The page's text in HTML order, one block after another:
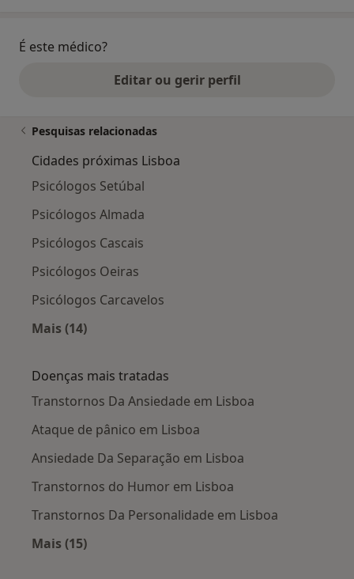
É este médico?
Editar ou gerir perfil
Pesquisas relacionadas
Cidades próximas Lisboa
Psicólogos Setúbal
Psicólogos Almada
Psicólogos Cascais
Psicólogos Oeiras
Psicólogos Carcavelos
Mais (14)
Doenças mais tratadas
Transtornos Da Ansiedade em Lisboa
Ataque de pânico em Lisboa
Ansiedade Da Separação em Lisboa
Transtornos do Humor em Lisboa
Transtornos Da Personalidade em Lisboa
Mais (15)